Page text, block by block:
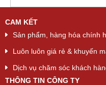
CAM KẾT
Sản phẩm, hàng hóa chính
Luôn luôn giá rẻ & khuyến
Dịch vụ chăm sóc khách
THÔNG TIN CÔNG TY